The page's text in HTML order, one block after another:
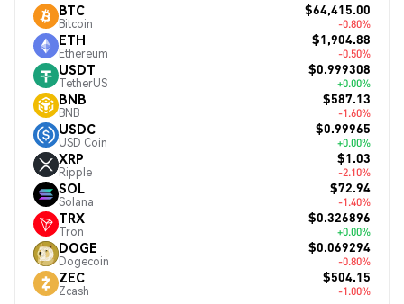
BTC
Bitcoin
$64,415.00
-0.80%
ETH
Ethereum
$1,904.88
-0.50%
USDT
TetherUS
$0.999308
+0.00%
BNB
BNB
$587.13
-1.60%
USDC
USD Coin
$0.99965
+0.00%
XRP
Ripple
$1.03
-2.10%
SOL
Solana
$72.94
-1.40%
TRX
Tron
$0.326896
+0.00%
DOGE
Dogecoin
$0.069294
-0.80%
ZEC
Zcash
$504.15
-1.00%